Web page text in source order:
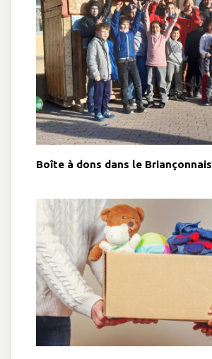
Boîte à dons dans le Briançonnais